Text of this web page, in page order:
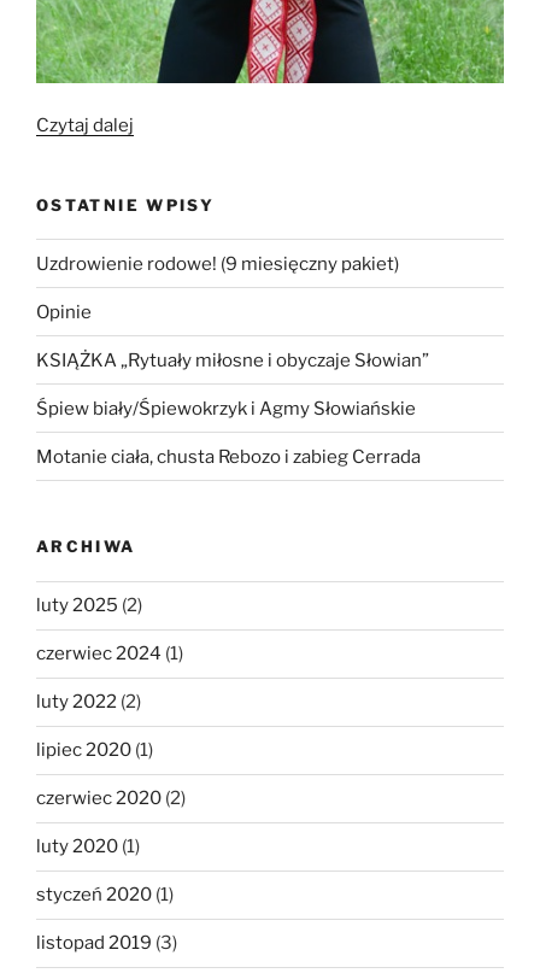
Czytaj dalej
zdrowia
i
higieny
OSTATNIE WPISY
Uzdrowienie rodowe! (9 miesięczny pakiet)
Opinie
KSIĄŻKA „Rytuały miłosne i obyczaje Słowian”
Śpiew biały/Śpiewokrzyk i Agmy Słowiańskie
Motanie ciała, chusta Rebozo i zabieg Cerrada
ARCHIWA
luty 2025 (2)
czerwiec 2024 (1)
luty 2022 (2)
lipiec 2020 (1)
czerwiec 2020 (2)
luty 2020 (1)
styczeń 2020 (1)
listopad 2019 (3)